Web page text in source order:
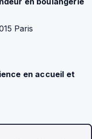
Paris
en accueil et